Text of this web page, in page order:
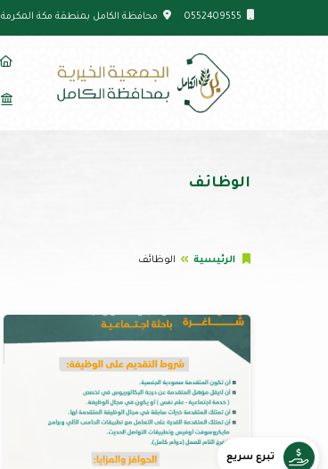
0552409555 محافظة الكامل بمنطقة مكة المكرمة
الوظائف
الرئيسية الوظائف
تبرع سريع